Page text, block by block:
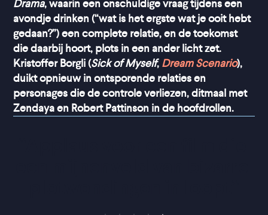
Drama, waarin een onschuldige vraag tijdens een
avondje drinken (“wat is het ergste wat je ooit hebt
gedaan?”) een complete relatie, en de toekomst
die daarbij hoort, plots in een ander licht zet.
Kristoffer Borgli (Sick of Myself, Dream Scenario),
duikt opnieuw in ontsporende relaties en
personages die de controle verliezen, ditmaal met
Zendaya en Robert Pattinson in de hoofdrollen.